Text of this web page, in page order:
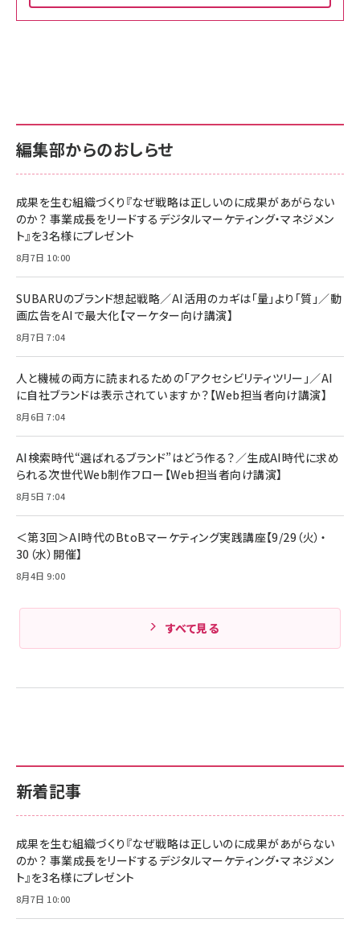
￥880
anan(アンアン)2026/06/24号 No.2500増刊
スペシャルエディション[王道エンタメの矜持／
￥1,100
anan(アンアン)2026/07/08号 No.2502[2026
￥880
ママ投資家が育休中に１億貯めた株式投資
組織の成果を最大化する ルールのデザイン
￥1,980
Amazonランキングをもっと見る
サポート正規品 メーカー保証5年 KLMEA128G
NIMASO ガラスフィルム iPhone 17 用 保護フィ
すい ガイド枠付き いPhone17 (6.3インチ) 対応
2枚セット DSP25F1698
￥1,599
￥6,980
全ワイヤレスイヤホン/アクティブノイズキャンセリ
技術基準適合】ブラック
￥5,990
ケーブル Anker絡まないケーブル 240W 結束バン
ド付き USB PD対応 シリコン素材採用 iPhone
17 / 16 / 15 / Galaxy iPad Pro MacBook
Pro/Air 各種対応 (1.8m ミッドナイトブラック)
￥1,890
サポート正規品 メーカー保証5年 KLMEA128G
Amazon eギフトカード - Amazonロゴ - クラ
￥5,000
Anker PowerLine III Flow USB-C & USB-C
Pro/Air 各種対応 (1.8m ミッドナイトブラック)
￥1,890
サッポロ 生ビール 黒ラベル 350ml 缶 24本 ビー
ル ケース買い【6/30応募〆切! 黒ラベルビヤセラー
￥4,857
新着記事
成果を生む組織づくり『なぜ戦略は正しいのに成果があがらない
のか？ 事業成長をリードするデジタルマーケティング・マネジメン
ト』を3名様にプレゼント
8月7日 10:00
編集部からのおしらせ
成果を生む組織づくり『なぜ戦略は正しいのに成果があがらない
のか？ 事業成長をリードするデジタルマーケティング・マネジメン
ト』を3名様にプレゼント
8月7日 10:00
SUBARUのブランド想起戦略／AI活用のカギは「量」より「質」／動
画広告をAIで最大化【マーケター向け講演】
8月7日 7:04
人と機械の両方に読まれるための「アクセシビリティツリー」／AI
に自社ブランドは表示されていますか？【Web担当者向け講演】
8月6日 7:04
AI検索時代“選ばれるブランド”はどう作る？／生成AI時代に求め
られる次世代Web制作フロー【Web担当者向け講演】
8月5日 7:04
＜第3回＞AI時代のBtoBマーケティング実践講座【9/29（火）・
30（水）開催】
8月4日 9:00
すべて見る